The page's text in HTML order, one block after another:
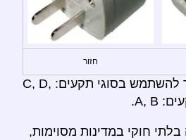
חזור
מתאם זה מאפשר לך להשתמש בסוגי תקעים: C, D,
חוקי במדינות מסוימות,